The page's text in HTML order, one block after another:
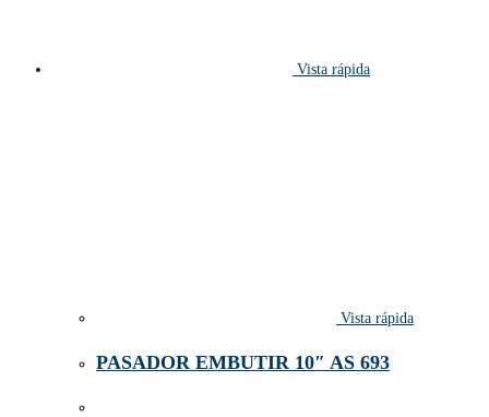
Vista rápida
Vista rápida
PASADOR EMBUTIR 10″ AS 693